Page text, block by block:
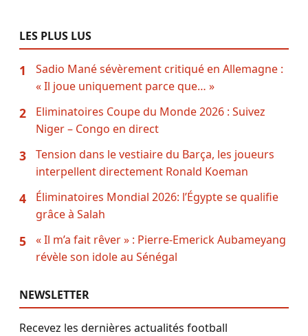
LES PLUS LUS
1
Sadio Mané sévèrement critiqué en Allemagne :
« Il joue uniquement parce que… »
2
Eliminatoires Coupe du Monde 2026 : Suivez
Niger – Congo en direct
3
Tension dans le vestiaire du Barça, les joueurs
interpellent directement Ronald Koeman
4
Éliminatoires Mondial 2026: l’Égypte se qualifie
grâce à Salah
5
« Il m’a fait rêver » : Pierre-Emerick Aubameyang
révèle son idole au Sénégal
NEWSLETTER
Recevez les dernières actualités football